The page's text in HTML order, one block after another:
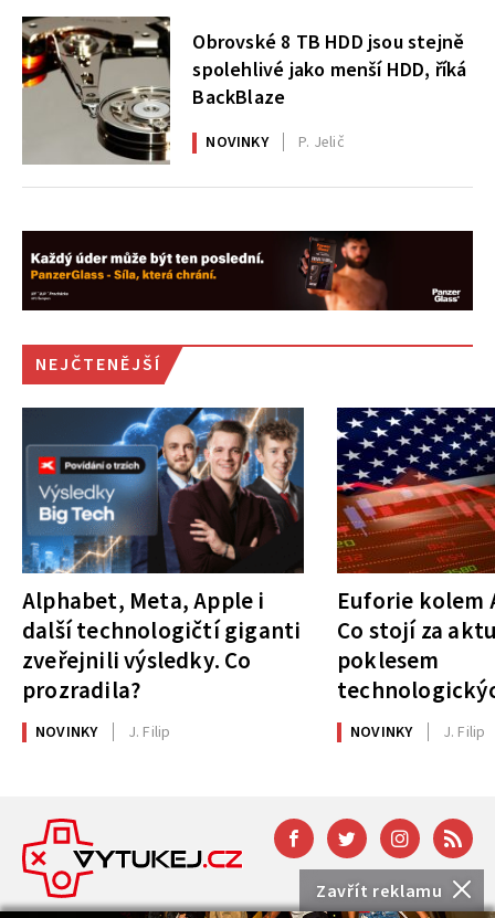
Zavřít reklamu
Obrovské 8 TB HDD jsou stejně
spolehlivé jako menší HDD, říká
BackBlaze
NOVINKY P. Jelič
NEJČTENĚJŠÍ
Alphabet, Meta, Apple i
další technologičtí giganti
zveřejnili výsledky. Co
prozradila?
NOVINKY J. Filip
Euforie kolem
Co stojí za
poklesem
NOVINKY J. Filip